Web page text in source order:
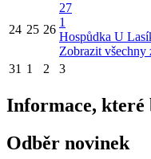
24 25 26
27
1
Hospůdka U
Zobrazit všechny
31 1 2 3
Informace, které
Odběr novinek